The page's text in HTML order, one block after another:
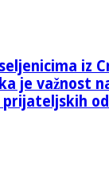
iz
je važnost